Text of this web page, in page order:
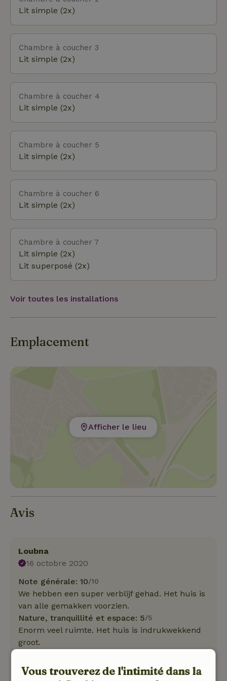
pour traverser Olst, tu atteindras bientôt la Veluwe,
elle aussi magnifique. L'effraie des clochers, le
rouge-queue à collier, les grives, les bergeronnettes
et bien d'autres encore nichent sur le terrain. En
fait, tu n'as pas besoin de quitter les lieux.
Lit simple (2x)
Chambre à coucher 3
Lit simple (2x)
Chambre à coucher 4
Lit simple (2x)
Chambre à coucher 5
Lit simple (2x)
Chambre à coucher 6
Lit simple (2x)
Chambre à coucher 7
Lit simple (2x)
Lit superposé (2x)
Voir toutes les installations
Emplacement
Afficher le lieu
Avis
Loubna
16 octobre 2020
Note générale: 10/10
We hebben een super verblijf gehad. Het huis is
van alle gemakken voorzien.
Nature, tranquillité et espace: 5/5
Enorm veel ruimte. Het huis is indrukwekkend
groot.
Vous trouverez de l'intimité dans la